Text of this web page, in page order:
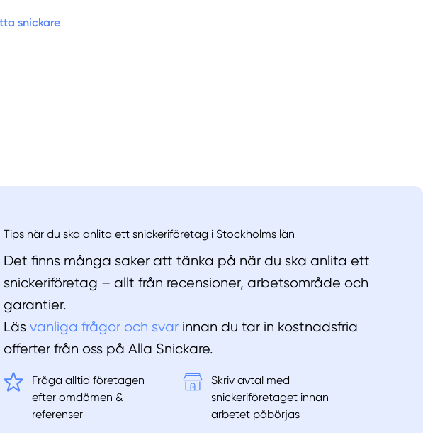
snickare
Tips när du ska anlita ett snickeriföretag i Stockholms län
Det finns många saker att tänka på när du ska anlita ett
snickeriföretag – allt från recensioner, arbetsområde och
garantier.
Läs vanliga frågor och svar innan du tar in kostnadsfria
offerter från oss på Alla Snickare.
Fråga alltid företagen
efter omdömen &
referenser
Skriv avtal med
snickeriföretaget innan
arbetet påbörjas